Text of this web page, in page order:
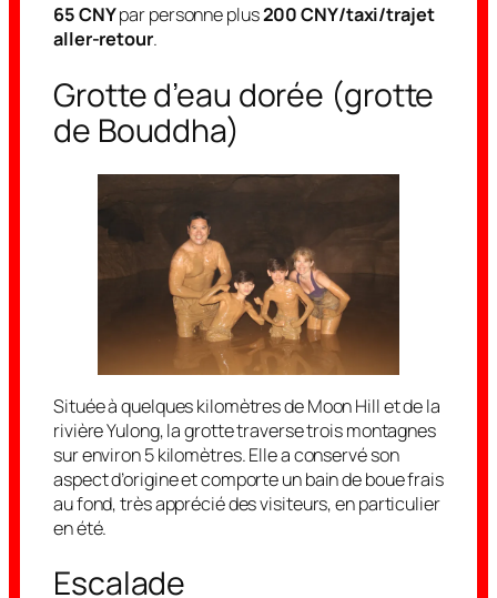
65 CNYpar personne plus200 CNY/taxi/trajet
aller-retour.
Grotte d’eau dorée (grotte
de Bouddha)
Située à quelques kilomètres de Moon Hill et de la
rivière Yulong, la grotte traverse trois montagnes
sur environ 5 kilomètres. Elle a conservé son
aspect d’origine et comporte un bain de boue frais
au fond, très apprécié des visiteurs, en particulier
en été.
Escalade